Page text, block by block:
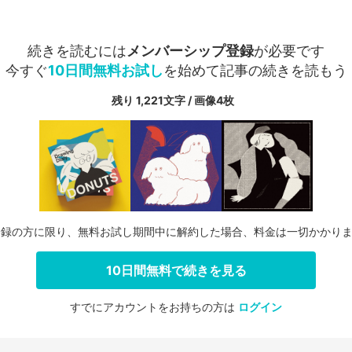
続きを読むにはメンバーシップ登録が必要です
今すぐ10日間無料お試しを始めて記事の続きを読もう
残り 1,221文字 / 画像4枚
の方に限り、無料お試し期間中に解約した場合、料金は一切かかり
10日間無料で続きを見る
すでにアカウントをお持ちの方は ログイン